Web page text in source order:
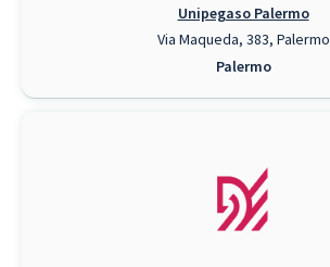
Unipegaso Palermo
Via Maqueda, 383, Palermo
Palermo